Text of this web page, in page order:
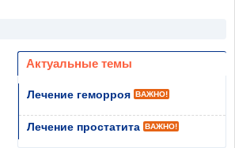
Актуальные темы
Лечение геморроя ВАЖНО!
Лечение простатита ВАЖНО!